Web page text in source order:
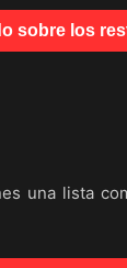
sobre los
una lista